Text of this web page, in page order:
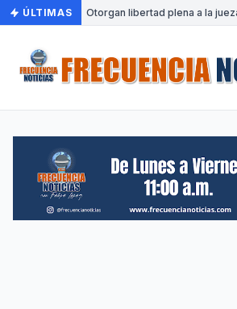
ÚLTIMAS• Otorgan libertad plena a la